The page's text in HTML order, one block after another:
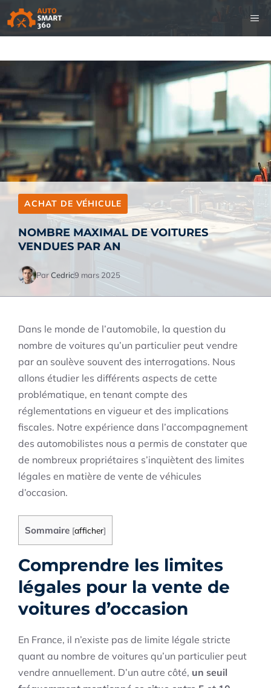
Aller
au
contenu
ACHAT DE VÉHICULE
NOMBRE MAXIMAL DE VOITURES
VENDUES PAR AN
ParCedric9 mars 2025
Dans le monde de l’automobile, la question du
nombre de voitures qu’un particulier peut vendre
par an soulève souvent des interrogations. Nous
allons étudier les différents aspects de cette
problématique, en tenant compte des
réglementations en vigueur et des implications
fiscales. Notre expérience dans l’accompagnement
des automobilistes nous a permis de constater que
de nombreux propriétaires s’inquiètent des limites
légales en matière de vente de véhicules
d’occasion.
Sommaire [afficher]
Comprendre les limites
légales pour la vente de
voitures d’occasion
En France, il n’existe pas de limite légale stricte
quant au nombre de voitures qu’un particulier peut
vendre annuellement. D’un autre côté, un seuil